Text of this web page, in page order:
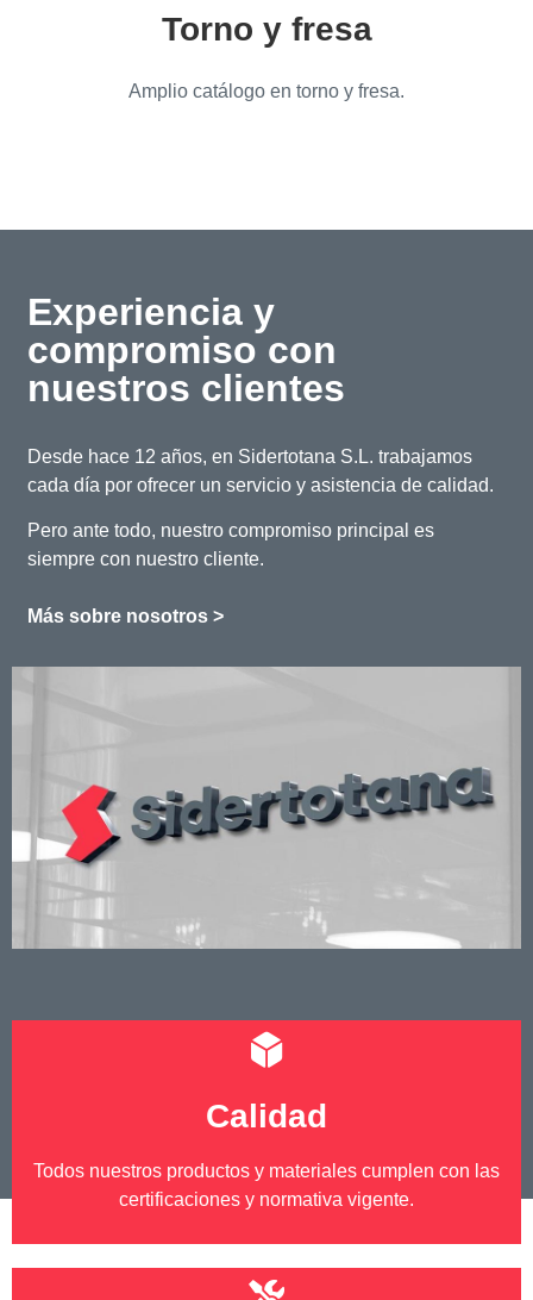
Torno y fresa
Amplio catálogo en torno y fresa.
Experiencia y
compromiso con
nuestros clientes
Desde hace 12 años, en Sidertotana S.L. trabajamos
cada día por ofrecer un servicio y asistencia de calidad.
Pero ante todo, nuestro compromiso principal es
siempre con nuestro cliente.
Más sobre nosotros >
Calidad
Todos nuestros productos y materiales cumplen con las
certificaciones y normativa vigente.